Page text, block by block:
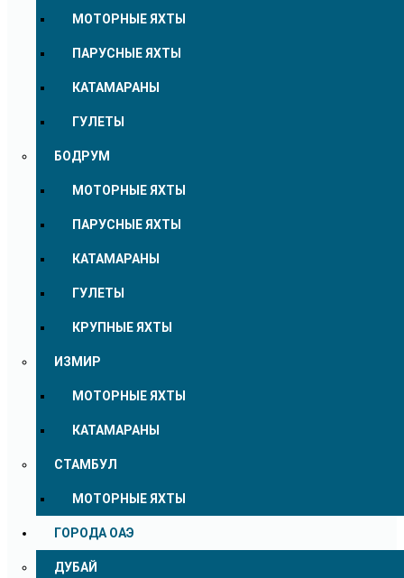
МОТОРНЫЕ ЯХТЫ
ПАРУСНЫЕ ЯХТЫ
КАТАМАРАНЫ
ГУЛЕТЫ
БОДРУМ
МОТОРНЫЕ ЯХТЫ
ПАРУСНЫЕ ЯХТЫ
КАТАМАРАНЫ
ГУЛЕТЫ
КРУПНЫЕ ЯХТЫ
ИЗМИР
МОТОРНЫЕ ЯХТЫ
КАТАМАРАНЫ
СТАМБУЛ
МОТОРНЫЕ ЯХТЫ
ГОРОДА ОАЭ
ДУБАЙ